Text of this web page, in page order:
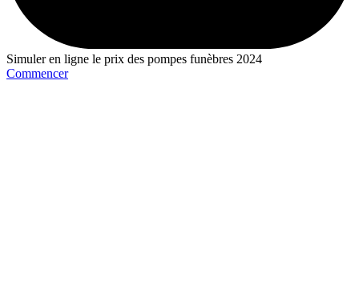
Simuler en ligne le prix des pompes funèbres 2024
Commencer